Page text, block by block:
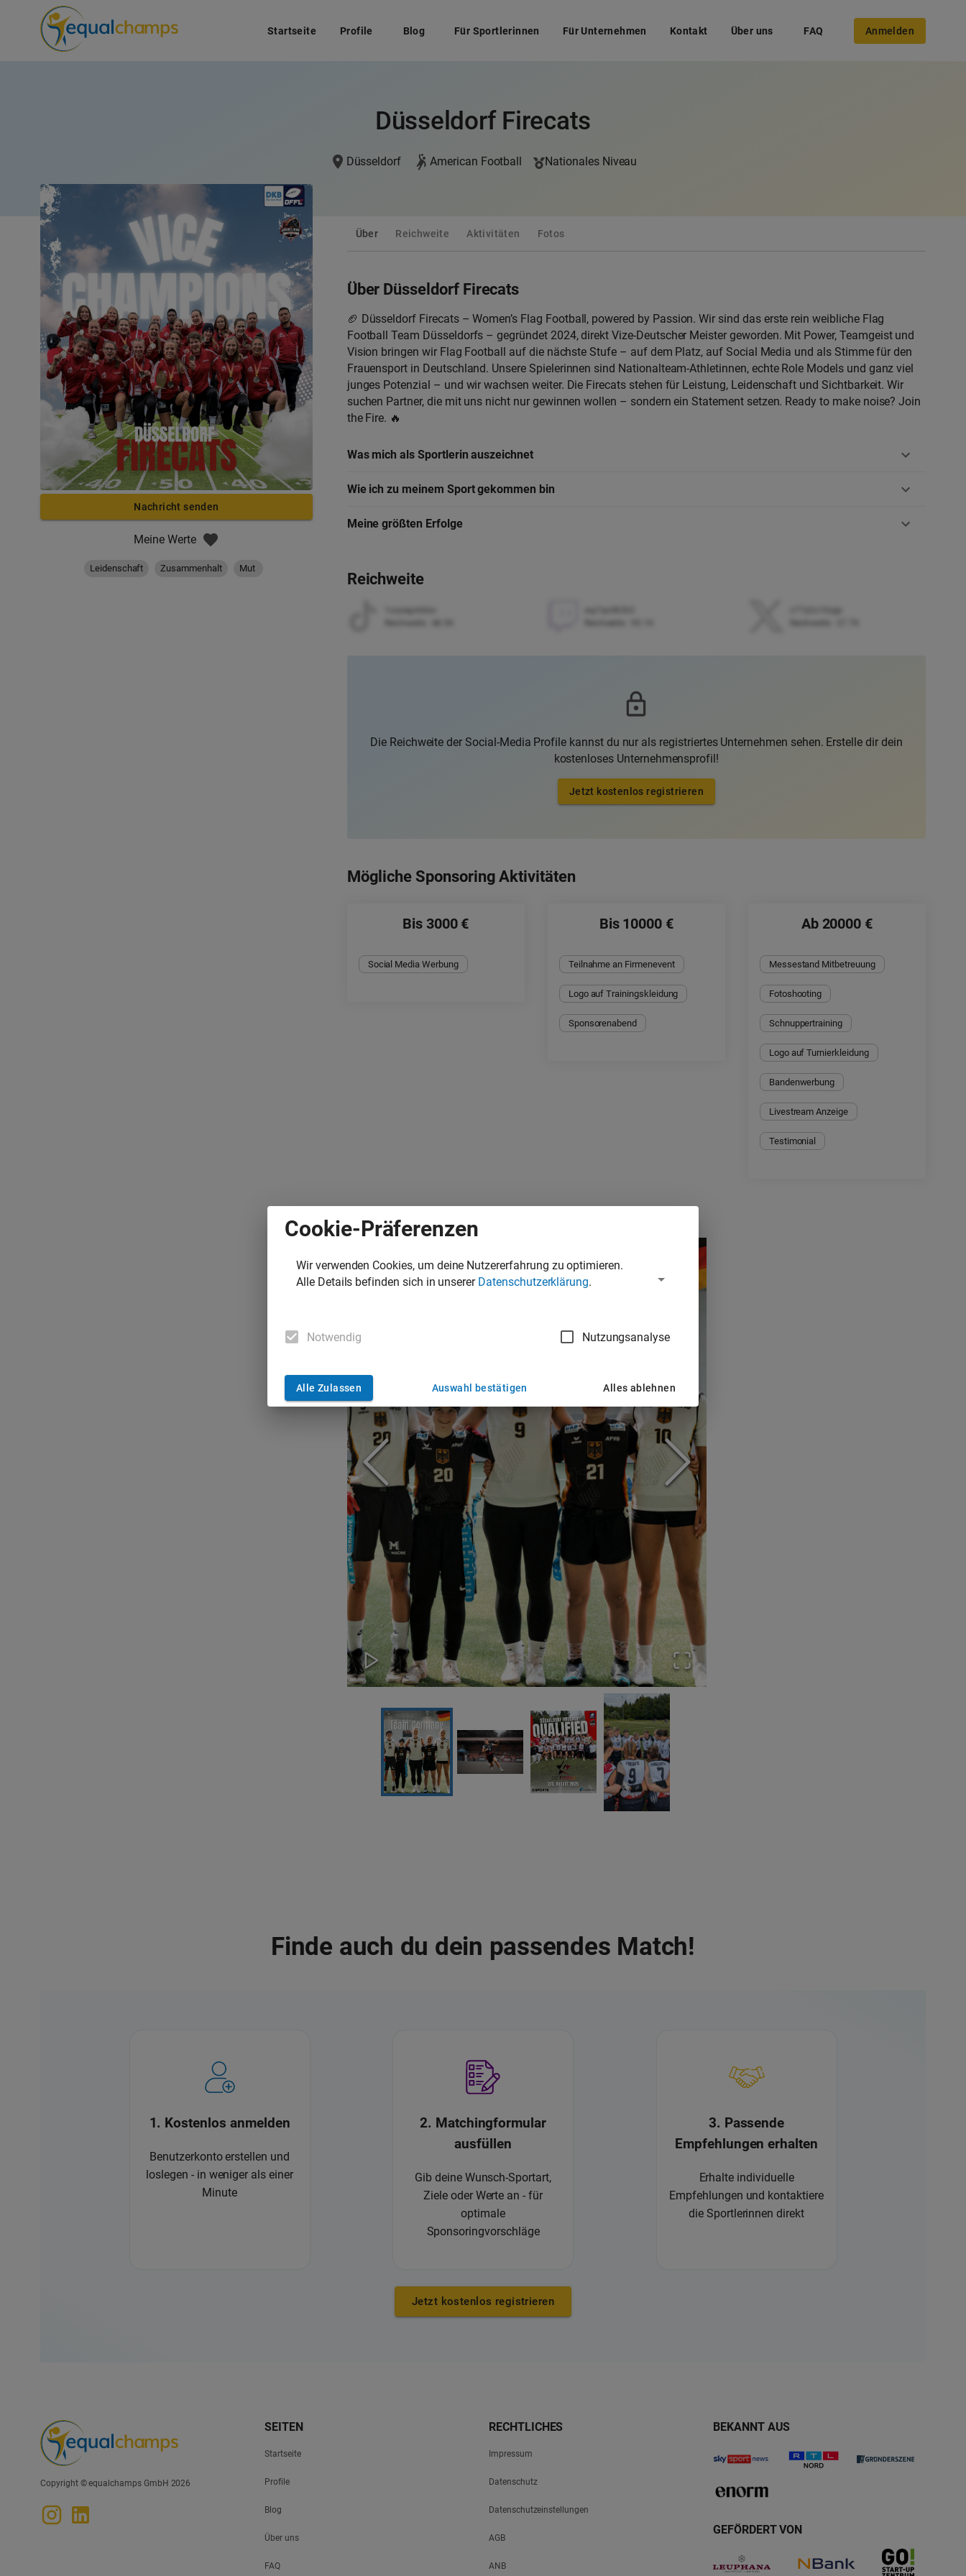
Startseite Profile Blog Für Sportlerinnen Für Unternehmen Kontakt Über uns FAQ Anmelden
Düsseldorf Firecats
Düsseldorf American Football Nationales Niveau
Nachricht senden
Meine Werte
Leidenschaft Zusammenhalt Mut
Über Reichweite Aktivitäten Fotos
Über Düsseldorf Firecats
🏈 Düsseldorf Firecats – Women’s Flag Football, powered by Passion. Wir sind das erste rein weibliche Flag
Football Team Düsseldorfs – gegründet 2024, direkt Vize-Deutscher Meister geworden. Mit Power, Teamgeist und
Vision bringen wir Flag Football auf die nächste Stufe – auf dem Platz, auf Social Media und als Stimme für den
Frauensport in Deutschland. Unsere Spielerinnen sind Nationalteam-Athletinnen, echte Role Models und ganz viel
junges Potenzial – und wir wachsen weiter. Die Firecats stehen für Leistung, Leidenschaft und Sichtbarkeit. Wir
suchen Partner, die mit uns nicht nur gewinnen wollen – sondern ein Statement setzen. Ready to make noise? Join
the Fire. 🔥
Was mich als Sportlerin auszeichnet
Wie ich zu meinem Sport gekommen bin
Meine größten Erfolge
Reichweite
Die Reichweite der Social-Media Profile kannst du nur als registriertes Unternehmen sehen. Erstelle dir dein
kostenloses Unternehmensprofil!
Jetzt kostenlos registrieren
Mögliche Sponsoring Aktivitäten
Bis 3000 €
Social Media Werbung
Bis 10000 €
Teilnahme an Firmenevent
Logo auf Trainingskleidung
Sponsorenabend
Ab 20000 €
Messestand Mitbetreuung
Fotoshooting
Schnuppertraining
Logo auf Turnierkleidung
Bandenwerbung
Livestream Anzeige
Testimonial
Fotos
Finde auch du dein passendes Match!
1. Kostenlos anmelden
Benutzerkonto erstellen und
loslegen - in weniger als einer
Minute
2. Matchingformular
ausfüllen
Gib deine Wunsch-Sportart,
Ziele oder Werte an - für
optimale
Sponsoringvorschläge
3. Passende
Empfehlungen erhalten
Erhalte individuelle
Empfehlungen und kontaktiere
die Sportlerinnen direkt
Jetzt kostenlos registrieren
Copyright © equalchamps GmbH 2026
SEITEN
Startseite
Profile
Blog
Über uns
FAQ
RECHTLICHES
Impressum
Datenschutz
Datenschutzeinstellungen
AGB
ANB
BEKANNT AUS
GEFÖRDERT VON
Cookie-Präferenzen
Wir verwenden Cookies, um deine Nutzererfahrung zu optimieren.
Alle Details befinden sich in unserer Datenschutzerklärung.
Notwendig Nutzungsanalyse
Alle Zulassen Auswahl bestätigen Alles ablehnen